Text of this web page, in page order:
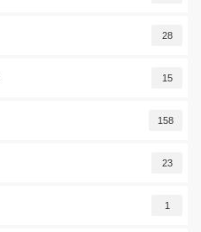
28
15
158
23
1